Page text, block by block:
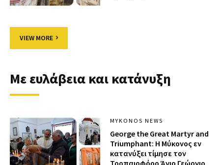
VIEW MORE
Με ευλάβεια και κατάνυξη
MYKONOS NEWS
George the Great Martyr and
Triumphant: Η Μύκονος εν
κατανύξει τίμησε τον
Τροπαιοφόρο Άγιο Γεώργιο